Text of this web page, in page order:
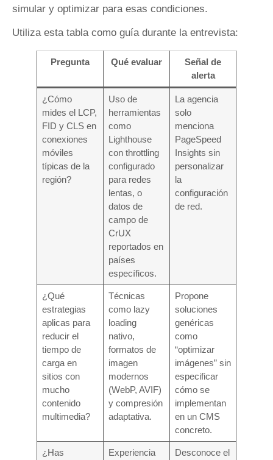
simular y optimizar para esas condiciones.
Utiliza esta tabla como guía durante la entrevista:
Pregunta Qué evaluar
Señal de
alerta
¿Cómo
mides el LCP,
FID y CLS en
conexiones
móviles
típicas de la
región?
Uso de
herramientas
como
Lighthouse
con throttling
configurado
para redes
lentas, o
datos de
campo de
CrUX
reportados en
países
específicos.
La agencia
solo
menciona
PageSpeed
Insights sin
personalizar
la
configuración
de red.
¿Qué
estrategias
aplicas para
reducir el
tiempo de
carga en
sitios con
mucho
contenido
multimedia?
Técnicas
como lazy
loading
nativo,
formatos de
imagen
modernos
(WebP, AVIF)
y compresión
adaptativa.
Propone
soluciones
genéricas
como
“optimizar
imágenes” sin
especificar
cómo se
implementan
en un CMS
concreto.
¿Has
Experiencia
Desconoce el